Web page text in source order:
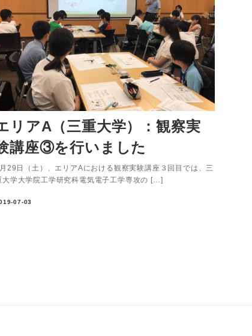
リアA（三重大学）：観察実
講座③を行いました
29日（土）、エリアAにおける観察実験講座３回目では、三
大学大学院工学研究科電気電子工学専攻の […]
07-03